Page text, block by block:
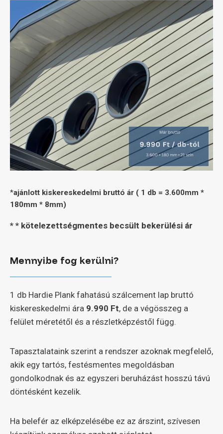
*ajánlott kiskereskedelmi bruttó ár ( 1 db = 3.600mm *
180mm * 8mm)
* * kötelezettségmentes becsült bekerülési ár
Mennyibe fog kerülni?
1 db Hardie Plank fahatású szálcement lap bruttó
kiskereskedelmi ára 9.990 Ft, de a végösszeg a
felület méretétől és a részletképzéstől függ.
Tapasztalataink szerint a rendszer azoknak megfelelő,
akik egy tartós, festésmentes megoldásban
gondolkodnak és az egyszeri beruházást hosszú távú
döntésként kezelik.
Ha belefér az elképzelésébe ez az árszint, szívesen